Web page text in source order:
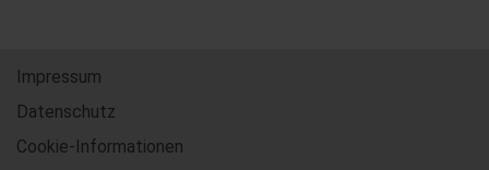
Impressum
Datenschutz
Cookie-Informationen